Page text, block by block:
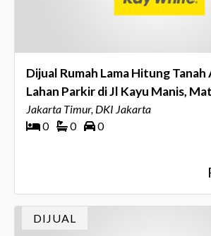
Dijual Rumah Lama Hitung
Lahan Parkir di Jl Kayu Manis,
Jakarta Timur, DKI Jakarta
0
0 0
DIJUAL